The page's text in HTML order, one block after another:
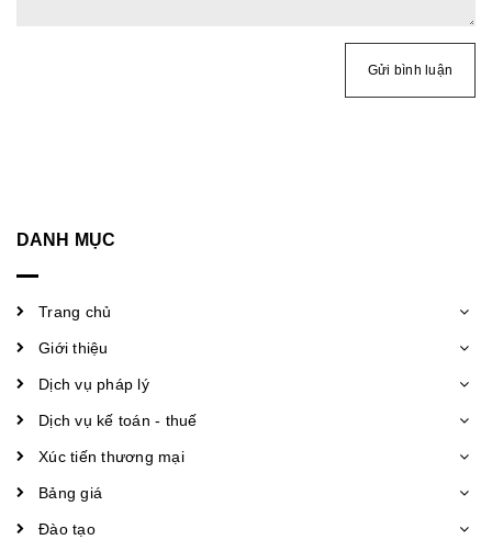
Gửi bình luận
DANH MỤC
Trang chủ
Giới thiệu
Dịch vụ pháp lý
Dịch vụ kế toán - thuế
Xúc tiến thương mại
Bảng giá
Đào tạo